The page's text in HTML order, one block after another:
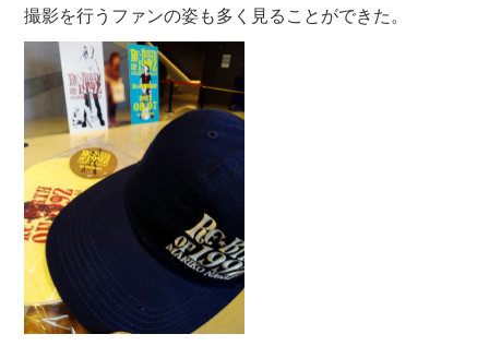
撮影を行うファンの姿も多く見ることができた。